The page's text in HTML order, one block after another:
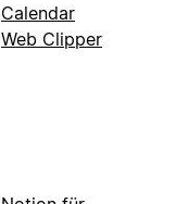
Calendar
Web Clipper